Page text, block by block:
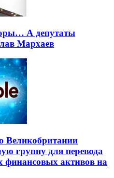
А депутаты
Мархаев
Великобритании
группу для перевода
финансовых активов на